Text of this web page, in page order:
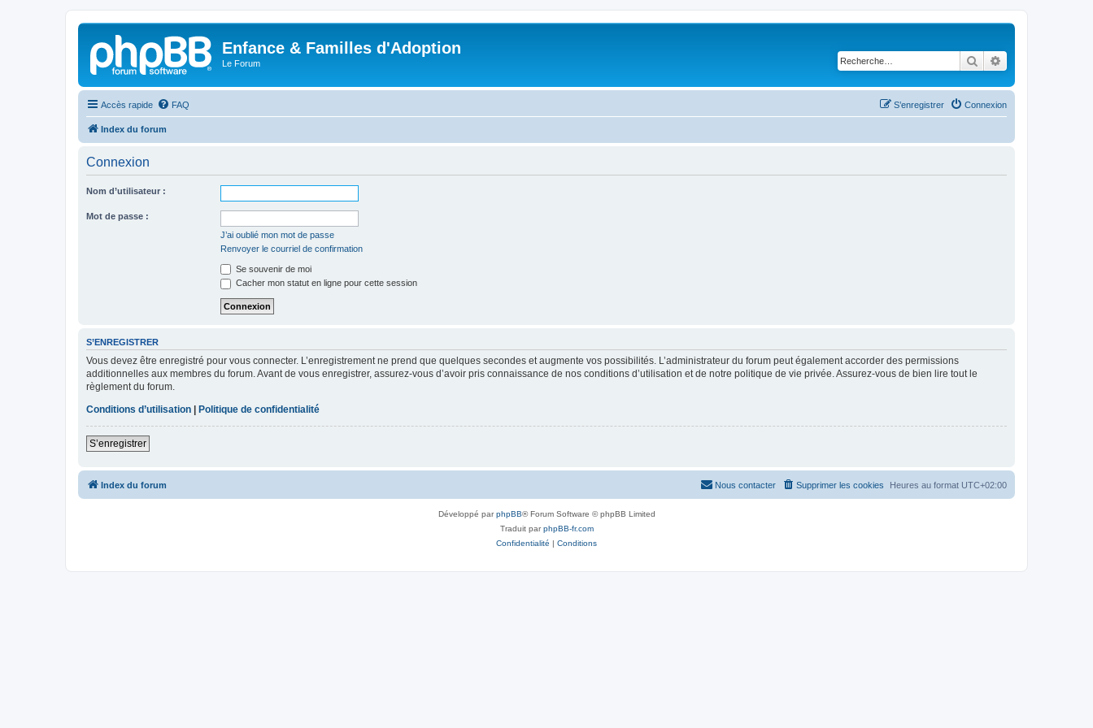
Enfance & Familles d'Adoption
Le Forum Rechercher
Accès rapide FAQ Connexion
S’enregistrer
Index du forum
Connexion
Nom d’utilisateur :
Mot de passe :
J’ai oublié mon mot de passe
Renvoyer le courriel de confirmation
Se souvenir de moi
Cacher mon statut en ligne pour cette session
S’ENREGISTRER
Vous devez être enregistré pour vous connecter. L’enregistrement ne prend que quelques secondes et augmente vos possibilités. L’administrateur du forum peut également accorder des permissions
additionnelles aux membres du forum. Avant de vous enregistrer, assurez-vous d’avoir pris connaissance de nos conditions d’utilisation et de notre politique de vie privée. Assurez-vous de bien lire tout le
règlement du forum.
Conditions d’utilisation
Politique de confidentialité
S’enregistrer
Index du forum Heures au format UTC+02:00
Supprimer les cookies
Nous contacter
Développé parphpBB® Forum Software © phpBB Limited
Traduit parphpBB-fr.com
Confidentialité | Conditions